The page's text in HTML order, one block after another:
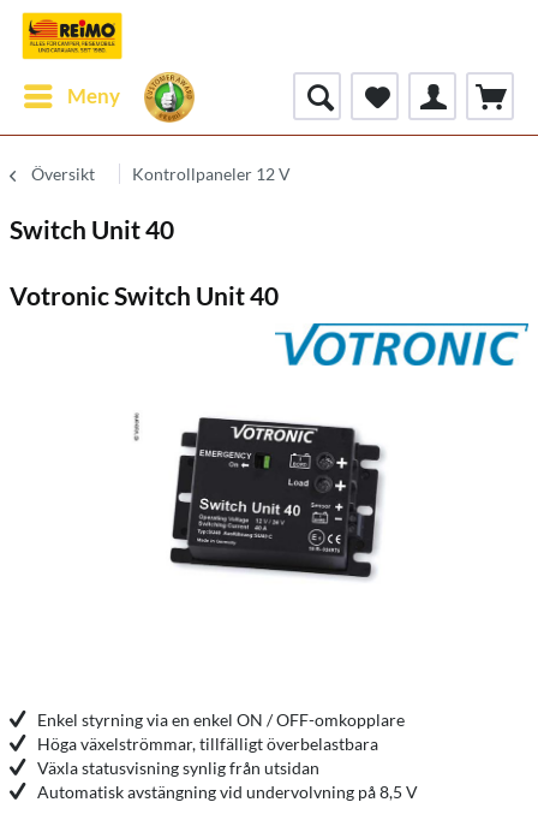
Meny
Översikt Kontrollpaneler 12 V
Switch Unit 40
Votronic Switch Unit 40
Enkel styrning via en enkel ON / OFF-omkopplare
Höga växelströmmar, tillfälligt överbelastbara
Växla statusvisning synlig från utsidan
Automatisk avstängning vid undervolvning på 8,5 V